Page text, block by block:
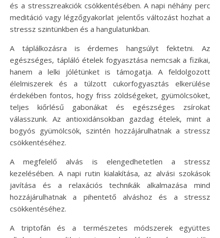
és a stresszreakciók csökkentésében. A napi néhány perc
meditáció vagy légzőgyakorlat jelentős változást hozhat a
stressz szintünkben és a hangulatunkban.
A táplálkozásra is érdemes hangsúlyt fektetni. Az
egészséges, tápláló ételek fogyasztása nemcsak a fizikai,
hanem a lelki jólétünket is támogatja. A feldolgozott
élelmiszerek és a túlzott cukorfogyasztás elkerülése
érdekében fontos, hogy friss zöldségeket, gyümölcsöket,
teljes kiőrlésű gabonákat és egészséges zsírokat
válasszunk. Az antioxidánsokban gazdag ételek, mint a
bogyós gyümölcsök, szintén hozzájárulhatnak a stressz
csökkentéséhez.
A megfelelő alvás is elengedhetetlen a stressz
kezelésében. A napi rutin kialakítása, az alvási szokások
javítása és a relaxációs technikák alkalmazása mind
hozzájárulhatnak a pihentető alváshoz és a stressz
csökkentéséhez.
A triptofán és a természetes módszerek együttes